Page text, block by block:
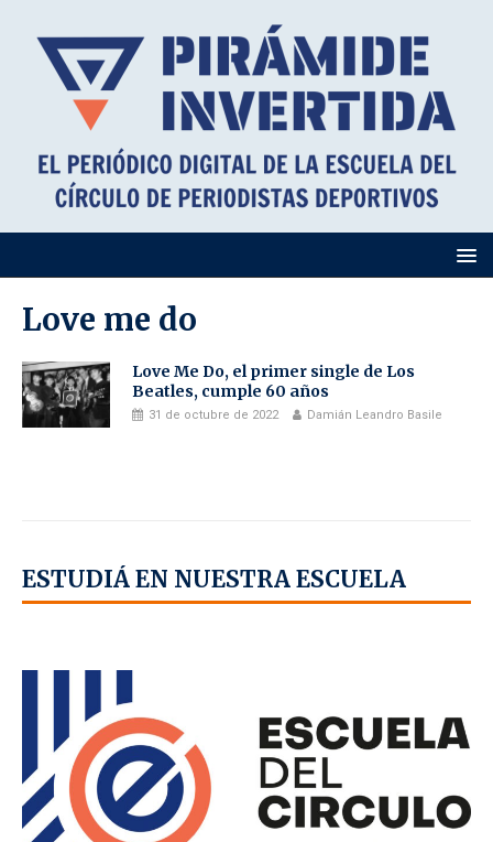
Love me do
Love Me Do, el primer single de Los
Beatles, cumple 60 años
31 de octubre de 2022 Damián Leandro Basile
ESTUDIÁ EN NUESTRA ESCUELA